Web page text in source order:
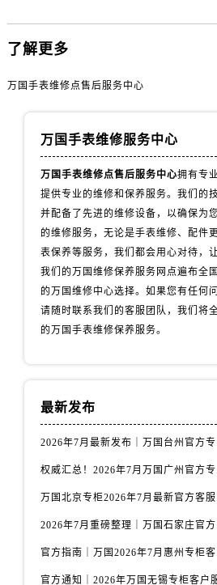
了解更多
万国手表维修点售后服务中心
万国手表维修服务中心
万国手表维修点售后服务中心拥有专
提供专业的维修和保养服务。我们的
并配备了先进的维修设备，以确保为
的维修服务，无论是手表维修、配件
表保养等服务，我们都会用心对待，
我们的万国维修保养服务网点遍布全
的万国维修中心选择。如果您有任何
请随时联系我们的客服团队，我们将
的万国手表维修保养服务。
最新发布